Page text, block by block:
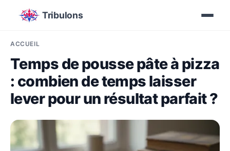
Tribulons
ACCUEIL
Temps de pousse pâte à pizza
: combien de temps laisser
lever pour un résultat parfait ?